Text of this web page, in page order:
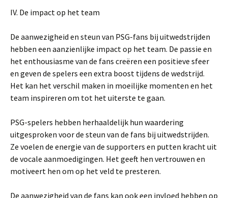
IV. De impact op het team
De aanwezigheid en steun van PSG-fans bij uitwedstrijden
hebben een aanzienlijke impact op het team. De passie en
het enthousiasme van de fans creëren een positieve sfeer
en geven de spelers een extra boost tijdens de wedstrijd.
Het kan het verschil maken in moeilijke momenten en het
team inspireren om tot het uiterste te gaan.
PSG-spelers hebben herhaaldelijk hun waardering
uitgesproken voor de steun van de fans bij uitwedstrijden.
Ze voelen de energie van de supporters en putten kracht uit
de vocale aanmoedigingen. Het geeft hen vertrouwen en
motiveert hen om op het veld te presteren.
De aanwezigheid van de fans kan ook een invloed hebben op